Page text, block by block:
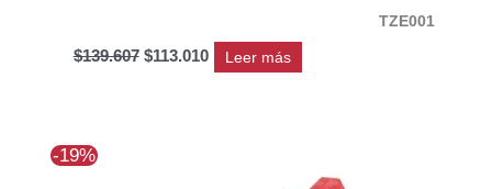
TZE001
$139.607 $113.010 Leer más
-19%